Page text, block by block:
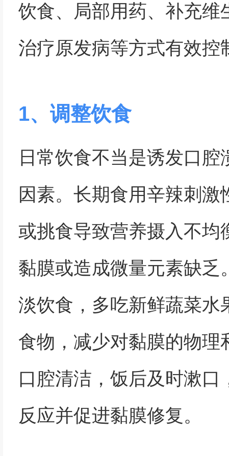
饮食、局部用药、补充维
治疗原发病等方式有效控
1、调整饮食
日常饮食不当是诱发口腔
因素。长期食用辛辣刺激
或挑食导致营养摄入不均
黏膜或造成微量元素缺乏
淡饮食，多吃新鲜蔬菜水
食物，减少对黏膜的物理
口腔清洁，饭后及时漱口
反应并促进黏膜修复。